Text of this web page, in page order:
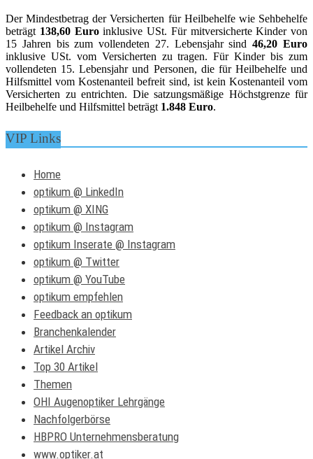
Der Mindestbetrag der Versicherten für Heilbehelfe wie Sehbehelfe
beträgt 138,60 Euroinklusive USt. Für mitversicherte Kinder von
15 Jahren bis zum vollendeten 27. Lebensjahr sind46,20 Euro
inklusive USt. vom Versicherten zu tragen. Für Kinder bis zum
vollendeten 15. Lebensjahr und Personen, die für Heilbehelfe und
Hilfsmittel vom Kostenanteil befreit sind, ist kein Kostenanteil vom
Versicherten zu entrichten. Die satzungsmäßige Höchstgrenze für
Heilbehelfe und Hilfsmittel beträgt 1.848 Euro.
VIP Links
Home
optikum @ LinkedIn
optikum @ XING
optikum @ Instagram
optikum Inserate @ Instagram
optikum @ Twitter
optikum @ YouTube
optikum empfehlen
Feedback an optikum
Branchenkalender
Artikel Archiv
Top 30 Artikel
Themen
OHI Augenoptiker Lehrgänge
Nachfolgerbörse
HBPRO Unternehmensberatung
www.optiker.at